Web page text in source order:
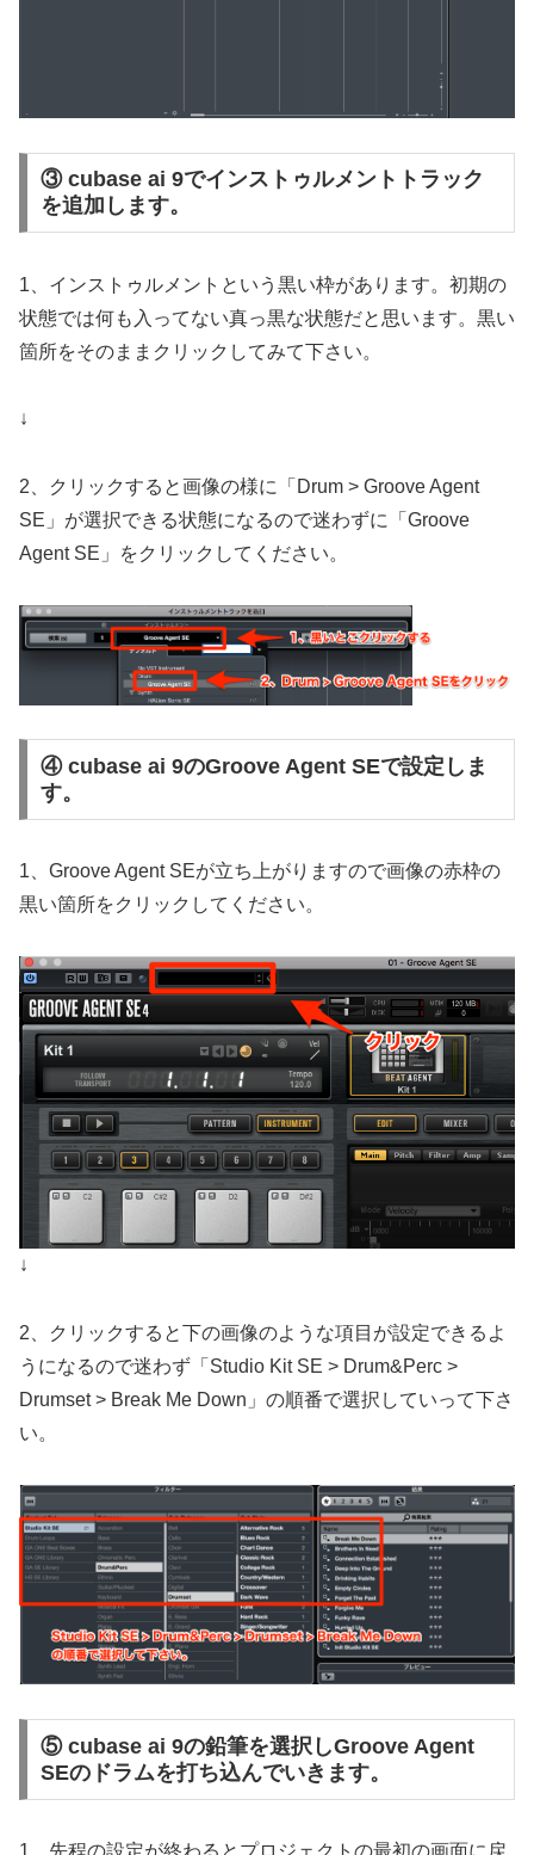
③ cubase ai 9でインストゥルメントトラック
を追加します。
1、インストゥルメントという黒い枠があります。初期の
状態では何も入ってない真っ黒な状態だと思います。黒い
箇所をそのままクリックしてみて下さい。
↓
2、クリックすると画像の様に「Drum > Groove Agent
SE」が選択できる状態になるので迷わずに「Groove
Agent SE」をクリックしてください。
④ cubase ai 9のGroove Agent SEで設定しま
す。
1、Groove Agent SEが立ち上がりますので画像の赤枠の
黒い箇所をクリックしてください。
↓
2、クリックすると下の画像のような項目が設定できるよ
うになるので迷わず「Studio Kit SE > Drum&Perc >
Drumset > Break Me Down」の順番で選択していって下さ
い。
⑤ cubase ai 9の鉛筆を選択しGroove Agent
SEのドラムを打ち込んでいきます。
1、先程の設定が終わるとプロジェクトの最初の画面に戻